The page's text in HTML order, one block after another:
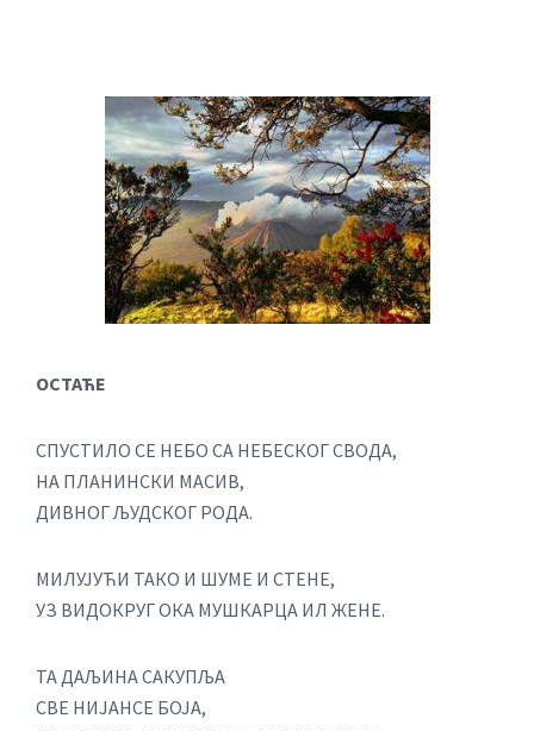
ОСТАЋЕ
СПУСТИЛО СЕ НЕБО СА НЕБЕСКОГ СВОДА,
НА ПЛАНИНСКИ МАСИВ,
ДИВНОГ ЉУДСКОГ РОДА.
МИЛУЈУЋИ ТАКО И ШУМЕ И СТЕНЕ,
УЗ ВИДОКРУГ ОКА МУШКАРЦА ИЛ ЖЕНЕ.
ТА ДАЉИНА САКУПЉА
СВЕ НИЈАНСЕ БОЈА,